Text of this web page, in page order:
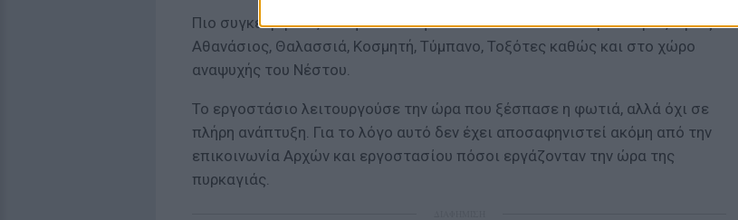
Πιο συγκεκριμένα, δόθηκε εντολή να εκκενωθούν οι οικισμοί Όλβιο, Άγιος
Αθανάσιος, Θαλασσιά, Κοσμητή, Τύμπανο, Τοξότες καθώς και στο χώρο
αναψυχής του Νέστου.
Το εργοστάσιο λειτουργούσε την ώρα που ξέσπασε η φωτιά, αλλά όχι σε
πλήρη ανάπτυξη. Για το λόγο αυτό δεν έχει αποσαφηνιστεί ακόμη από την
επικοινωνία Aρχών και εργοστασίου πόσοι εργάζονταν την ώρα της
πυρκαγιάς.